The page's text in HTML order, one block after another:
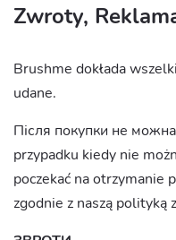
Zwroty,
Brushme dokłada
udane.
Після покупки не
przypadku kiedy nie
poczekać na otrzymanie
zgodnie z naszą polityką